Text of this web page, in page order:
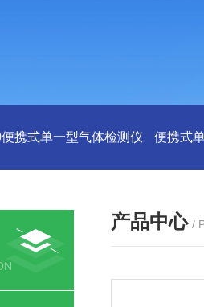
携式单一型气体检测仪 便携式
产品中心 /